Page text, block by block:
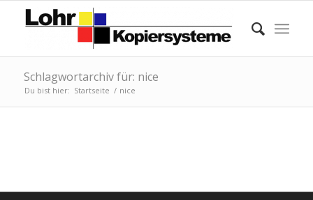
Schlagwortarchiv für: nice
Du bist hier: Startseite / nice